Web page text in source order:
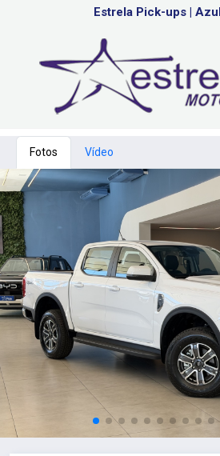
Estrela Pick-ups |
Fotos Vídeo